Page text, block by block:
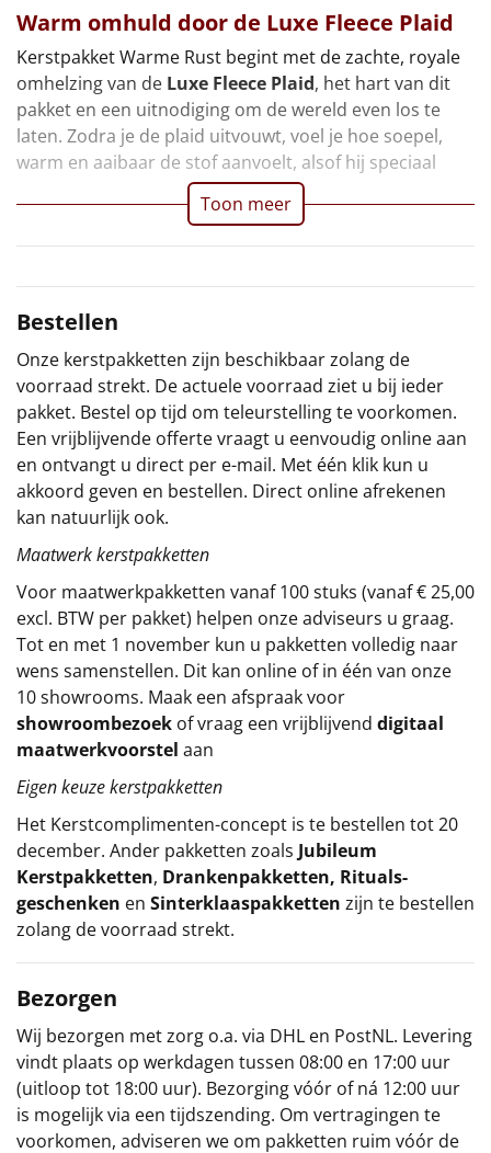
Ideeën
Personeel
Doe het zelf
Sinterklaaspakketten
Kerstgeschenken 2026
Relatiegeschenken
Cadeaubon
Per stuk
Alle overige
Warm omhuld door de Luxe Fleece Plaid
Kerstpakket Warme Rust begint met de zachte, royale
omhelzing van de Luxe Fleece Plaid, het hart van dit
pakket en een uitnodiging om de wereld even los te
laten. Zodra je de plaid uitvouwt, voel je hoe soepel,
warm en aaibaar de stof aanvoelt, alsof hij speciaal
Toon meer
Bestellen
Onze kerstpakketten zijn beschikbaar zolang de
voorraad strekt. De actuele voorraad ziet u bij ieder
pakket. Bestel op tijd om teleurstelling te voorkomen.
Een vrijblijvende offerte vraagt u eenvoudig online aan
en ontvangt u direct per e-mail. Met één klik kun u
akkoord geven en bestellen. Direct online afrekenen
kan natuurlijk ook.
Maatwerk kerstpakketten
Voor maatwerkpakketten vanaf 100 stuks (vanaf € 25,00
excl. BTW per pakket) helpen onze adviseurs u graag.
Tot en met 1 november kun u pakketten volledig naar
wens samenstellen. Dit kan online of in één van onze
10 showrooms. Maak een afspraak voor
showroombezoek of vraag een vrijblijvend digitaal
maatwerkvoorstel aan
Eigen keuze kerstpakketten
Het Kerstcomplimenten-concept is te bestellen tot 20
december. Ander pakketten zoals Jubileum
Kerstpakketten, Drankenpakketten, Rituals-
geschenken en Sinterklaaspakketten zijn te bestellen
zolang de voorraad strekt.
Bezorgen
Wij bezorgen met zorg o.a. via DHL en PostNL. Levering
vindt plaats op werkdagen tussen 08:00 en 17:00 uur
(uitloop tot 18:00 uur). Bezorging vóór of ná 12:00 uur
is mogelijk via een tijdszending. Om vertragingen te
voorkomen, adviseren we om pakketten ruim vóór de